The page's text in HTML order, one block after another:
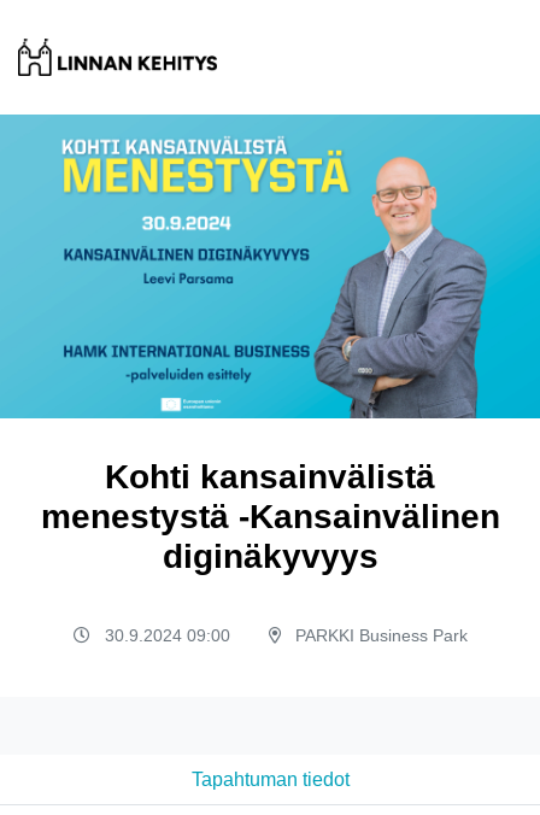
Kohti kansainvälistä
menestystä -Kansainvälinen
diginäkyvyys
30.9.2024 09:00 PARKKI Business Park
Tapahtuman tiedot